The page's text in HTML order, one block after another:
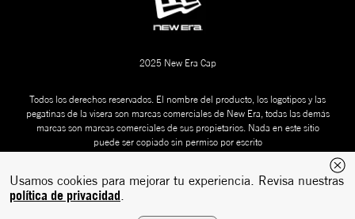
Usamos cookies para mejorar tu experiencia. Revisa nuestras
política de privacidad.
2025 New Era Cap
Todos los derechos reservados. El nombre del producto, los logotipos y las
pegatinas de la visera son marcas comerciales de New Era, todas las demás
marcas son marcas comerciales de sus propietarios. Nada en este sitio
puede ser copiado sin permiso por escrito
Tecnología: